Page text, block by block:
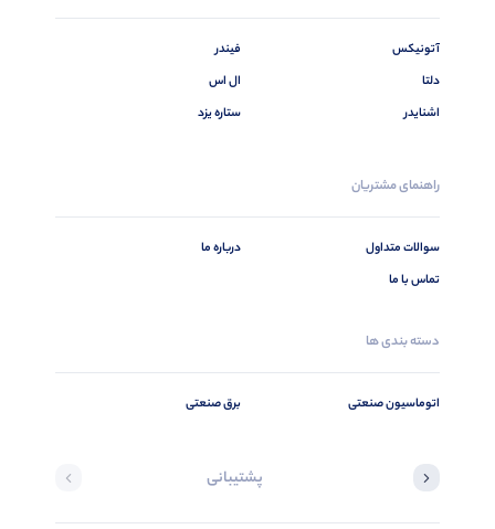
آتونیکس
دلتا
اشنایدر
فیندر
ال اس
ستاره یزد
راهنمای مشتریان
سوالات متداول
تماس با ما
درباره ما
دسته بندی ها
اتوماسیون صنعتی برق صنعتی
پشتیبانی